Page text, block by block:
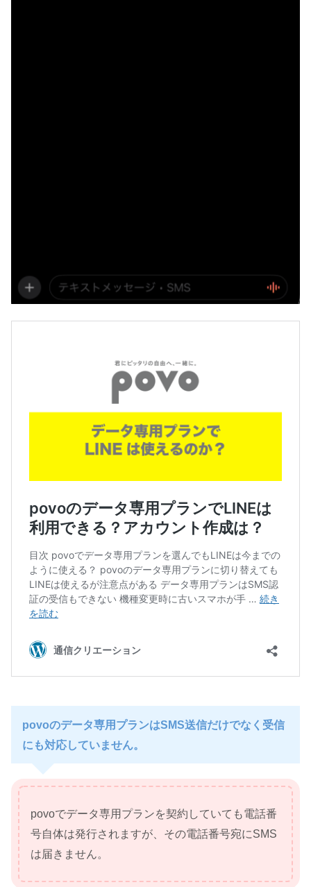
povoのデータ専用プランはSMS送信だけでなく受信
にも対応していません。
povoでデータ専用プランを契約していても電話番
号自体は発行されますが、その電話番号宛にSMS
は届きません。